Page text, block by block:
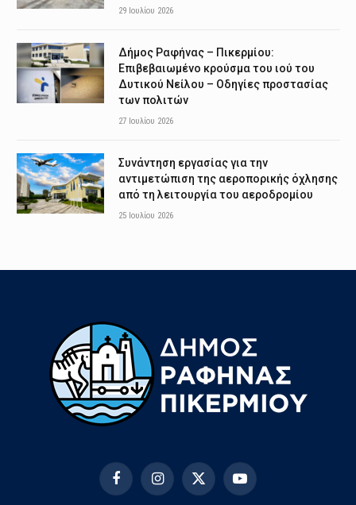
29 Ιουλίου 2026
Δήμος Ραφήνας – Πικερμίου:
Επιβεβαιωμένο κρούσμα του ιού του
Δυτικού Νείλου – Οδηγίες προστασίας
των πολιτών
27 Ιουλίου 2026
Συνάντηση εργασίας για την
αντιμετώπιση της αεροπορικής όχλησης
από τη λειτουργία του αεροδρομίου
25 Ιουλίου 2026
FacebookInstagramX
YouTube